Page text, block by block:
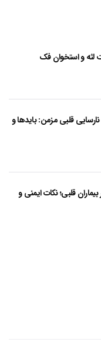
لثه و استخوان فک
نارسایی قلبی مزمن: بایدها و
قلبی؛ نکات ایمنی و